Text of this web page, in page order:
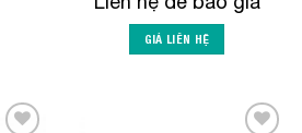
GIÁ LIÊN HỆ